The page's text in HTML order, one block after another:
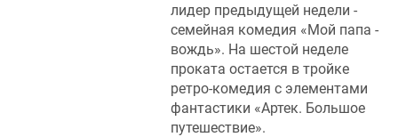
лидер предыдущей недели -
семейная комедия «Мой папа -
вождь». На шестой неделе
проката остается в тройке
ретро-комедия с элементами
фантастики «Артек. Большое
путешествие».